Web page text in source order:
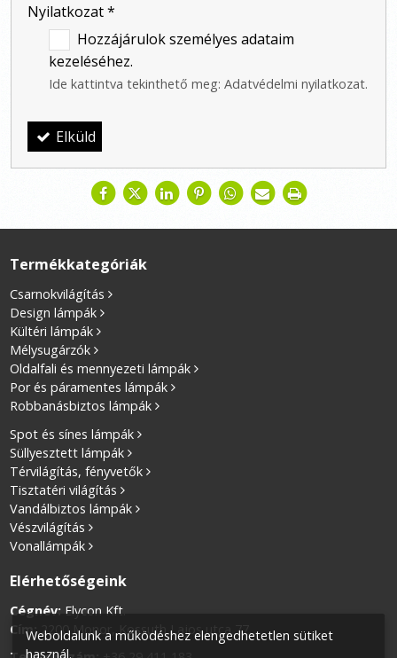
Nyilatkozat*
Hozzájárulok személyes adataim
kezeléséhez.
Ide kattintva tekinthető meg: Adatvédelmi nyilatkozat.
Elküld
Termékkategóriák
Csarnokvilágítás
Design lámpák
Kültéri lámpák
Mélysugárzók
Oldalfali és mennyezeti lámpák
Por és páramentes lámpák
Robbanásbiztos lámpák
Spot és sínes lámpák
Süllyesztett lámpák
Térvilágítás, fényvetők
Tisztatéri világítás
Vandálbiztos lámpák
Vészvilágítás
Vonallámpák
Elérhetőségeink
Cégnév:Elycon Kft.
Cím:2200 Monor, Kossuth Lajos utca 77.
Weboldalunk a működéshez elengedhetetlen sütiket
használ.